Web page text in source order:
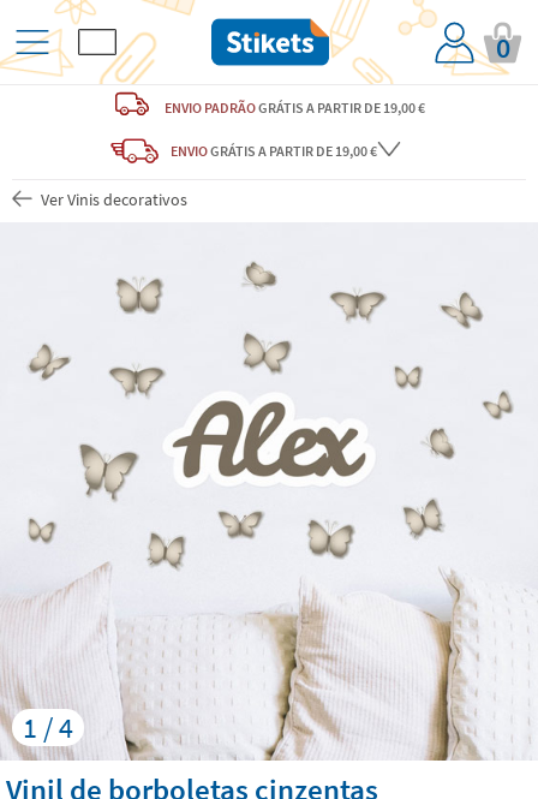
0
ENVIO PADRÃOGRÁTIS A PARTIR DE 19,00 €
ENVIOGRÁTIS A PARTIR DE 19,00 €
Ver Vinis decorativos
1 / 4
Vinil de borboletas cinzentas